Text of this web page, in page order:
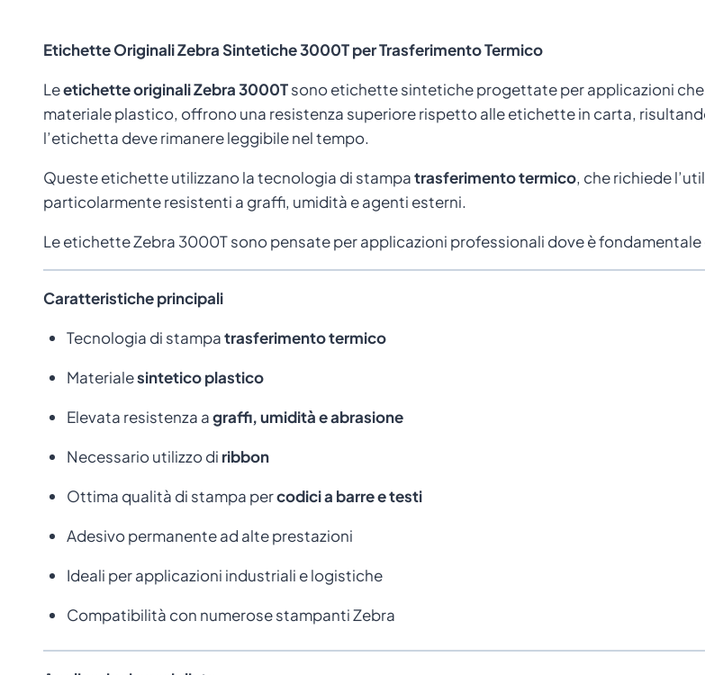
Etichette Originali Zebra Sintetiche 3000T per Trasferimento Termico
Leetichette originali Zebra 3000Tsono etichette sintetiche progettate per applicazioni
materiale plastico, offrono una resistenza superiore rispetto alle etichette in carta,
l’etichetta deve rimanere leggibile nel tempo.
Queste etichette utilizzano la tecnologia di stampatrasferimento termico, che richiede
particolarmente resistenti a graffi, umidità e agenti esterni.
Le etichette Zebra 3000T sono pensate per applicazioni professionali dove è
Caratteristiche principali
Tecnologia di stampatrasferimento termico
Materialesintetico plastico
Elevata resistenza agraffi, umidità e abrasione
Necessario utilizzo di ribbon
Ottima qualità di stampa percodici a barre e testi
Adesivo permanente ad alte prestazioni
Ideali per applicazioni industriali e logistiche
Compatibilità con numerose stampanti Zebra